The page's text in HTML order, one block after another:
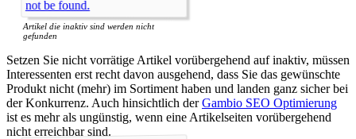
Artikel die inaktiv sind werden nicht
gefunden
Setzen Sie nicht vorrätige Artikel vorübergehend auf inaktiv, müssen
Interessenten erst recht davon ausgehend, dass Sie das gewünschte
Produkt nicht (mehr) im Sortiment haben und landen ganz sicher bei
der Konkurrenz. Auch hinsichtlich derGambio SEO Optimierung
ist es mehr als ungünstig, wenn eine Artikelseiten vorübergehend
nicht erreichbar sind.